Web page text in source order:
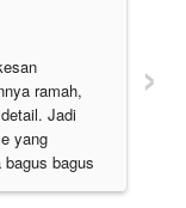
ramah,
Jadi
yang
bagus
›